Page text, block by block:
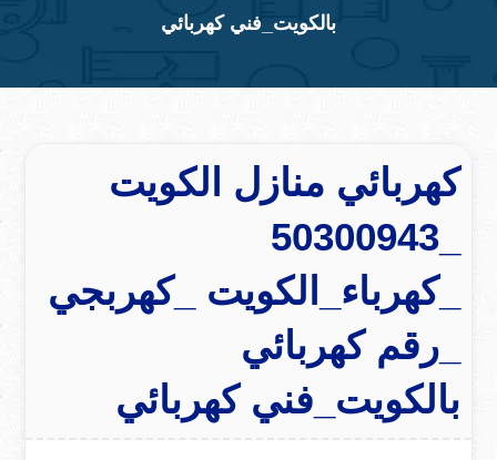
بالكويت_فني كهربائي
كهربائي منازل الكويت
_50300943
_كهرباء_الكويت _كهربجي
_رقم كهربائي
بالكويت_فني كهربائي